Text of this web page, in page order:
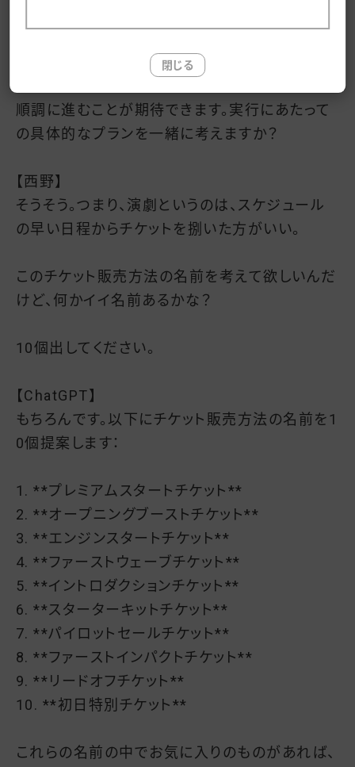
順調に進むことが期待できます。実行にあたって
の具体的なプランを一緒に考えますか？
【西野】
そうそう。つまり、演劇というのは、スケジュール
の早い日程からチケットを捌いた方がいい。
このチケット販売方法の名前を考えて欲しいんだ
けど、何かイイ名前あるかな？
10個出してください。
【ChatGPT】
もちろんです。以下にチケット販売方法の名前を1
0個提案します：
1. **プレミアムスタートチケット**
2. **オープニングブーストチケット**
3. **エンジンスタートチケット**
4. **ファーストウェーブチケット**
5. **イントロダクションチケット**
6. **スターターキットチケット**
7. **パイロットセールチケット**
8. **ファーストインパクトチケット**
9. **リードオフチケット**
10. **初日特別チケット**
これらの名前の中でお気に入りのものがあれば、
閉じる